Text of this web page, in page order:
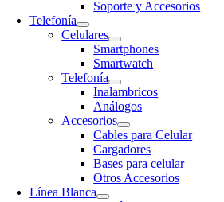
Soporte y Accesorios
Telefonía
Celulares
Smartphones
Smartwatch
Telefonía
Inalambricos
Análogos
Accesorios
Cables para Celular
Cargadores
Bases para celular
Otros Accesorios
Línea Blanca